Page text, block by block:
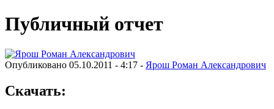
Публичный отчет
Опубликовано 05.10.2011 - 4:17 - Ярош Роман Александрович
Скачать: